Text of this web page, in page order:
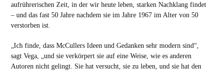
aufrührerischen Zeit, in der wir heute leben, starken Nachklang findet
– und das fast 50 Jahre nachdem sie im Jahre 1967 im Alter von 50
verstorben ist.
„Ich finde, dass McCullers Ideen und Gedanken sehr modern sind“,
sagt Vega, „und sie verkörpert sie auf eine Weise, wie es anderen
Autoren nicht gelingt. Sie hat versucht, sie zu leben, und sie hat den